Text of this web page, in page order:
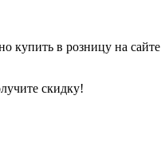
купить в розницу на
скидку!